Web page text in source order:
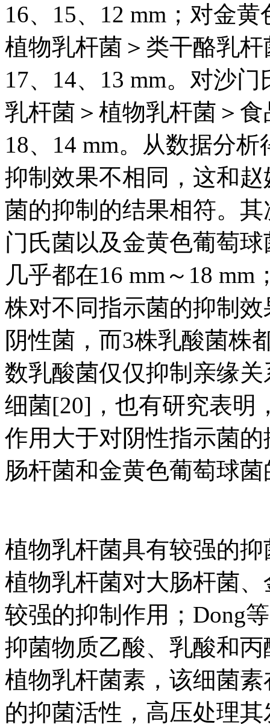
16、15、12 mm；对金
植物乳杆菌＞类干酪乳
17、14、13 mm。对沙
乳杆菌＞植物乳杆菌＞
18、14 mm。从数据分
抑制效果不相同，这和
菌的抑制的结果相符。
门氏菌以及金黄色葡萄
几乎都在16 mm～18
株对不同指示菌的抑制
阴性菌，而3株乳酸菌株
数乳酸菌仅仅抑制亲缘
细菌[20]，也有研究表明
作用大于对阴性指示菌
肠杆菌和金黄色葡萄球
植物乳杆菌具有较强的
植物乳杆菌对大肠杆菌
较强的抑制作用；Dong
抑菌物质乙酸、乳酸和
植物乳杆菌素，该细菌
的抑菌活性，高压处理